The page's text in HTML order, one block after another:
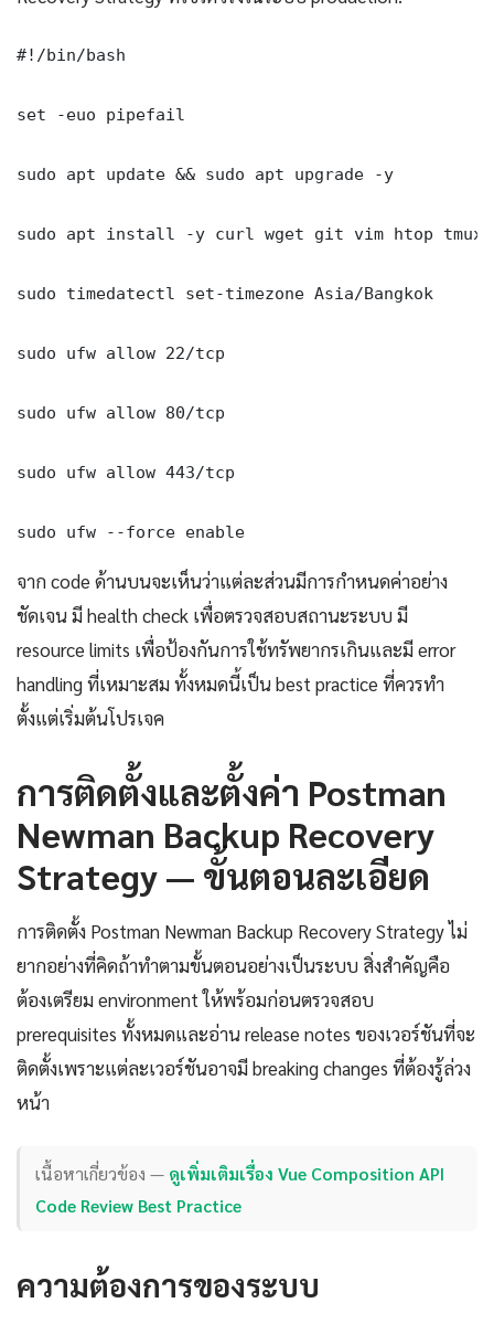
#!/bin/bash
set -euo pipefail
sudo apt update && sudo apt upgrade -y
sudo apt install -y curl wget git vim htop tmux
sudo timedatectl set-timezone Asia/Bangkok
sudo ufw allow 22/tcp
sudo ufw allow 80/tcp
sudo ufw allow 443/tcp
sudo ufw --force enable
จาก code ด้านบนจะเห็นว่าแต่ละส่วนมีการกำหนดค่าอย่าง
ชัดเจน มี health check เพื่อตรวจสอบสถานะระบบ มี
resource limits เพื่อป้องกันการใช้ทรัพยากรเกินและมี error
handling ที่เหมาะสม ทั้งหมดนี้เป็น best practice ที่ควรทำ
ตั้งแต่เริ่มต้นโปรเจค
การติดตั้งและตั้งค่า Postman
Newman Backup Recovery
Strategy — ขั้นตอนละเอียด
การติดตั้ง Postman Newman Backup Recovery Strategy ไม่
ยากอย่างที่คิดถ้าทำตามขั้นตอนอย่างเป็นระบบ สิ่งสำคัญคือ
ต้องเตรียม environment ให้พร้อมก่อนตรวจสอบ
prerequisites ทั้งหมดและอ่าน release notes ของเวอร์ชันที่จะ
ติดตั้งเพราะแต่ละเวอร์ชันอาจมี breaking changes ที่ต้องรู้ล่วง
หน้า
เนื้อหาเกี่ยวข้อง — ดูเพิ่มเติมเรื่อง Vue Composition API
Code Review Best Practice
ความต้องการของระบบ